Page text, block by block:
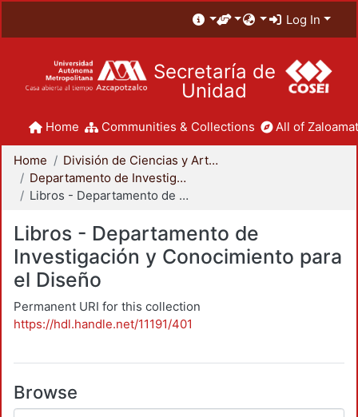
Log In
Secretaría de
Unidad
Home Communities & Collections All of
Home
División de Ciencias y Artes para el Diseño
Departamento de Investigación y Conocimiento para el Diseño
Libros - Departamento de Investigación y Conocimiento para el Diseño
Libros - Departamento de
Investigación y Conocimiento para
el Diseño
Permanent URI for this collection
https://hdl.handle.net/11191/401
Browse